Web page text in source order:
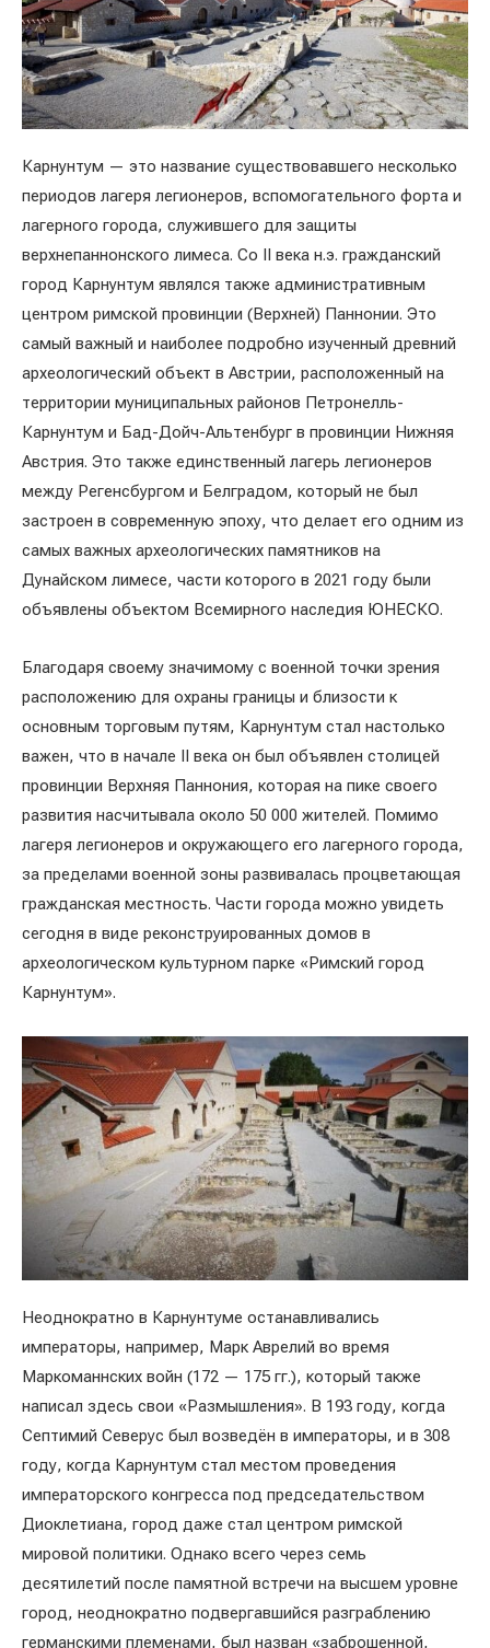
Карнунтум — это название существовавшего несколько
периодов лагеря легионеров, вспомогательного форта и
лагерного города, служившего для защиты
верхнепаннонского лимеса. Со II века н.э. гражданский
город Карнунтум являлся также административным
центром римской провинции (Верхней) Паннонии. Это
самый важный и наиболее подробно изученный древний
археологический объект в Австрии, расположенный на
территории муниципальных районов Петронелль-
Карнунтум и Бад-Дойч-Альтенбург в провинции Нижняя
Австрия. Это также единственный лагерь легионеров
между Регенсбургом и Белградом, который не был
застроен в современную эпоху, что делает его одним из
самых важных археологических памятников на
Дунайском лимесе, части которого в 2021 году были
объявлены объектом Всемирного наследия ЮНЕСКО.
Благодаря своему значимому с военной точки зрения
расположению для охраны границы и близости к
основным торговым путям, Карнунтум стал настолько
важен, что в начале II века он был объявлен столицей
провинции Верхняя Паннония, которая на пике своего
развития насчитывала около 50 000 жителей. Помимо
лагеря легионеров и окружающего его лагерного города,
за пределами военной зоны развивалась процветающая
гражданская местность. Части города можно увидеть
сегодня в виде реконструированных домов в
археологическом культурном парке «Римский город
Карнунтум».
Неоднократно в Карнунтуме останавливались
императоры, например, Марк Аврелий во время
Маркоманнских войн (172 — 175 гг.), который также
написал здесь свои «Размышления». В 193 году, когда
Септимий Северус был возведён в императоры, и в 308
году, когда Карнунтум стал местом проведения
императорского конгресса под председательством
Диоклетиана, город даже стал центром римской
мировой политики. Однако всего через семь
десятилетий после памятной встречи на высшем уровне
город, неоднократно подвергавшийся разграблению
германскими племенами, был назван «заброшенной,